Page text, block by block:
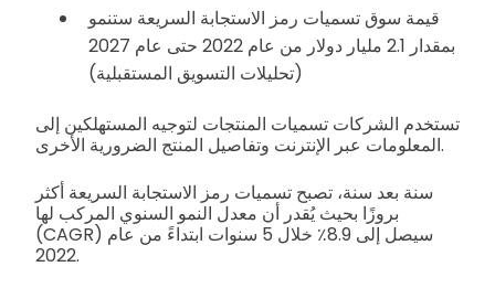
قيمة سوق تسميات رمز الاستجابة السريعة ستنمو
بمقدار 2.1 مليار دولار من عام 2022 حتى عام 2027
(تحليلات التسويق المستقبلية)
تستخدم الشركات تسميات المنتجات لتوجيه المستهلكين إلى
المعلومات عبر الإنترنت وتفاصيل المنتج الضرورية الأخرى.
سنة بعد سنة، تصبح تسميات رمز الاستجابة السريعة أكثر
بروزًا بحيث يُقدر أن معدل النمو السنوي المركب لها
(CAGR) سيصل إلى 8.9٪ خلال 5 سنوات ابتداءً من عام
2022.